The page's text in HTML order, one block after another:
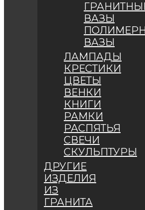
ВАЗЫ
ВАЗЫ
ЛАМПАДЫ
КРЕСТИКИ
ЦВЕТЫ
ВЕНКИ
КНИГИ
РАМКИ
РАСПЯТЬЯ
СВЕЧИ
СКУЛЬПТУРЫ
ДРУГИЕ
ИЗДЕЛИЯ
ИЗ
ГРАНИТА